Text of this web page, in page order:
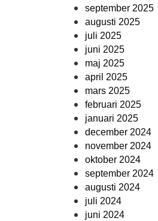
september 2025
augusti 2025
juli 2025
juni 2025
maj 2025
april 2025
mars 2025
februari 2025
januari 2025
december 2024
november 2024
oktober 2024
september 2024
augusti 2024
juli 2024
juni 2024